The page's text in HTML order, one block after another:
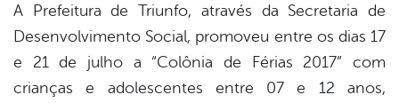
A Prefeitura de Triunfo, através da Secretaria de
Desenvolvimento Social, promoveu entre os dias 17
e 21 de julho a “Colônia de Férias 2017” com
crianças e adolescentes entre 07 e 12 anos,